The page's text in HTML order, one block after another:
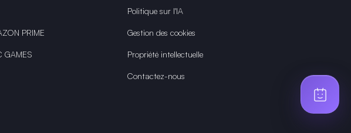
PRIME
GAMES
Politique sur l'IA
Gestion des cookies
Propriété intellectuelle
Contactez-nous